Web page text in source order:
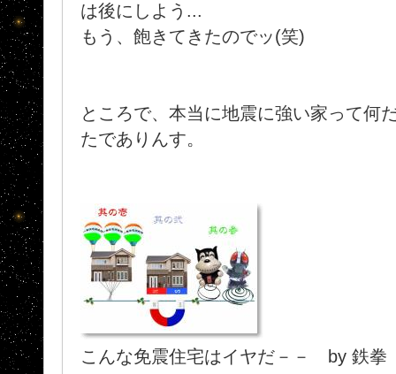
は後にしよう...
もう、飽きてきたのでッ(笑)
ところで、本当に地震に強い家って
たでありんす。
こんな免震住宅はイヤだ－－ by 鉄拳